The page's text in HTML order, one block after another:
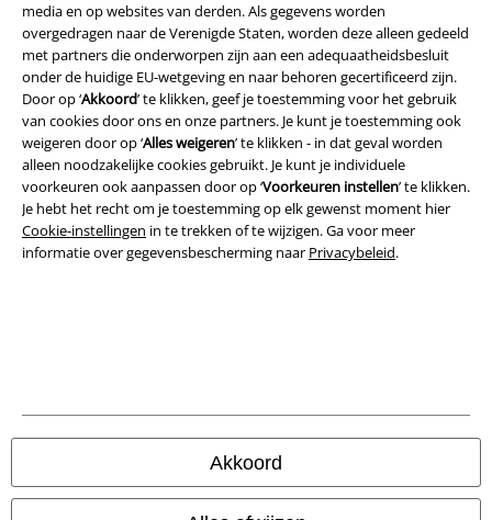
media en op websites van derden. Als gegevens worden
overgedragen naar de Verenigde Staten, worden deze alleen gedeeld
met partners die onderworpen zijn aan een adequaatheidsbesluit
onder de huidige EU-wetgeving en naar behoren gecertificeerd zijn.
Door op ‘Akkoord’ te klikken, geef je toestemming voor het gebruik
van cookies door ons en onze partners. Je kunt je toestemming ook
weigeren door op ‘Alles weigeren’ te klikken - in dat geval worden
alleen noodzakelijke cookies gebruikt. Je kunt je individuele
voorkeuren ook aanpassen door op ‘Voorkeuren instellen’ te klikken.
Je hebt het recht om je toestemming op elk gewenst moment hier
Cookie-instellingen in te trekken of te wijzigen. Ga voor meer
informatie over gegevensbescherming naar Privacybeleid.
Akkoord
Legal
Algemene Voorwaarden
Bedrijfsgegevens
Privacyverklaring
Verklaring van conformiteit
Alle prijzen incl.wettelijke BTW
© 1986-2026 Large Popmerchandising BV